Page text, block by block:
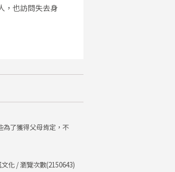
，也訪問失去身
為了獲得父母肯定，不
化 / 瀏覽次數(2150643)